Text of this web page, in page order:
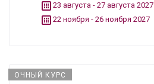
23 августа - 27 августа 2027
22 ноября - 26 ноября 2027
ОЧНЫЙ КУРС